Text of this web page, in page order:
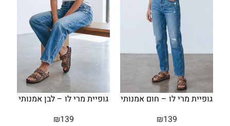
גופיית מרי לו – חום אמנותי
₪139
גופיית מרי לו – לבן אמנותי
₪139